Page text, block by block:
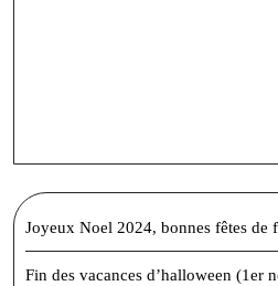
Joyeux Noel 2024, bonnes fêtes de
Fin des vacances d’halloween (1er